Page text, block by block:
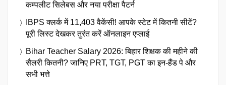
कम्पलीट सिलेबस और नया परीक्षा पैटर्न
IBPS क्लर्क में 11,403 वैकेंसी! आपके स्टेट में कितनी सीटें?
पूरी लिस्ट देखकर तुरंत करें ऑनलाइन एप्लाई
Bihar Teacher Salary 2026: बिहार शिक्षक की महीने की
सैलरी कितनी? जानिए PRT, TGT, PGT का इन-हैंड पे और
सभी भत्ते